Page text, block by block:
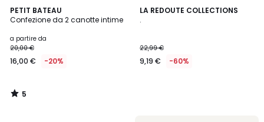
PETIT BATEAU
Confezione da 2 canotte intime
a partire da
20,00 €
16,00 € -20%
5
/
5
/
LA REDOUTE COLLECTIONS
.
22,99 €
9,19 € -60%